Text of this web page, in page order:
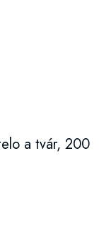
a tvár, 200